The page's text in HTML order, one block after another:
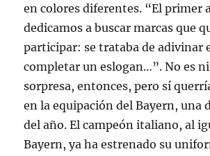
en colores diferentes. “El primer
dedicamos a buscar marcas que
participar: se trataba de adivinar
completar un eslogan…”. No es
sorpresa, entonces, pero sí
en la equipación del Bayern, una
del año. El campeón italiano, al
Bayern, ya ha estrenado su